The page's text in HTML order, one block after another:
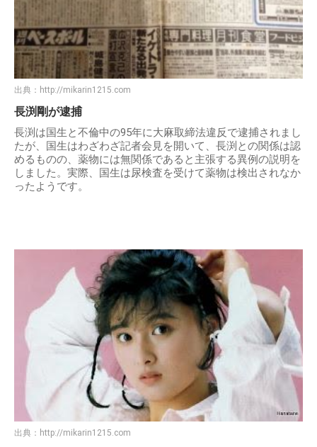
出典： http://mikarin1215.com
長渕剛が逮捕
長渕は国生と不倫中の95年に大麻取締法違反で逮捕されまし
たが、国生はわざわざ記者会見を開いて、長渕との関係は認
めるものの、薬物には無関係であると主張する異例の説明を
しました。実際、国生は尿検査を受けて薬物は検出されなか
ったようです。
出典： http://mikarin1215.com